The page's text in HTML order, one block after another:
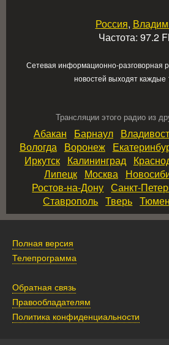
Россия,
Частота: 97.2
Сетевая информационно-разговорная
новостей выходят каждые
Трансляции этого радио из
Абакан Барнаул
Вологда Воронеж
Иркутск Калининград
Липецк Москва
Ростов‑на‑Дону
Ставрополь Тверь
Полная версия
Телепрограмма
Обратная связь
Правообладателям
Политика конфиденциальности